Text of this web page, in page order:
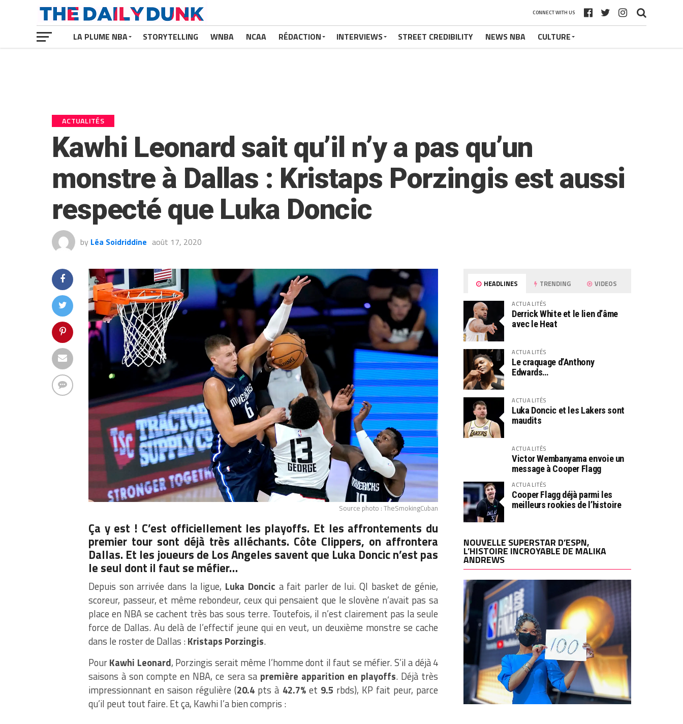
CONNECT WITH US
LA PLUME NBA STORYTELLING WNBA NCAA RÉDACTION INTERVIEWS STREET CREDIBILITY NEWS NBA CULTURE
ACTUALITÉS
Kawhi Leonard sait qu’il n’y a pas qu’un
monstre à Dallas : Kristaps Porzingis est aussi
respecté que Luka Doncic
by Léa Soidriddine août 17, 2020
Source photo : TheSmokingCuban
Ça y est ! C’est officiellement les playoffs. Et les affrontements du
premier tour sont déjà très alléchants. Côte Clippers, on affrontera
Dallas. Et les joueurs de Los Angeles savent que Luka Doncic n’est pas
le seul dont il faut se méfier…
Depuis son arrivée dans la ligue, Luka Doncic a fait parler de lui. QI basket de génie,
scoreur, passeur, et même rebondeur, ceux qui pensaient que le slovène n’avait pas sa
place en NBA se cachent très bas sous terre. Toutefois, il n’est clairement pas la seule
force de Dallas. Au delà de l’effectif jeune qui en veut, un deuxième monstre se cache
dans le roster de Dallas :Kristaps Porzingis.
PourKawhi Leonard, Porzingis serait même l’homme dont il faut se méfier. S’il a déjà 4
saisons à son compte en NBA, ce sera sa première apparition en playoffs. Déjà très
impressionnant en saison régulière (20.4 pts à 42.7%et 9.5 rbds), KP fait peur, parce
qu’il peut tout faire. Et ça, Kawhi l’a bien compris :
HEADLINES TRENDING VIDEOS
ACTUALITÉS
Derrick White et le lien d’âme
avec le Heat
ACTUALITÉS
Le craquage d’Anthony
Edwards…
ACTUALITÉS
Luka Doncic et les Lakers sont
maudits
ACTUALITÉS
Victor Wembanyama envoie un
message à Cooper Flagg
ACTUALITÉS
Cooper Flagg déjà parmi les
meilleurs rookies de l’histoire
NOUVELLE SUPERSTAR D’ESPN,
L’HISTOIRE INCROYABLE DE MALIKA
ANDREWS